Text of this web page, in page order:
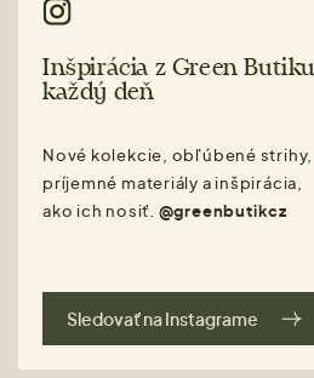
Inšpirácia z Green Butiku
každý deň
Nové kolekcie, obľúbené strihy,
príjemné materiály a inšpirácia,
ako ich nosiť. @greenbutikcz
Sledovať na Instagrame